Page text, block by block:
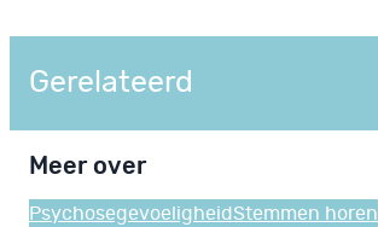
Gerelateerd
Meer over
PsychosegevoeligheidStemmen horen